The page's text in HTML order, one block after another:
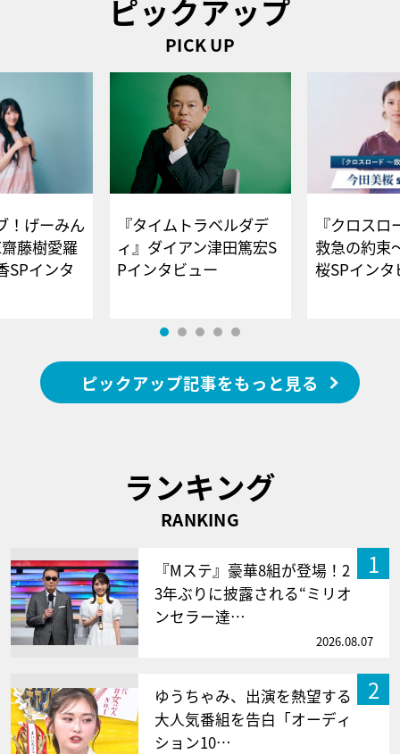
ピックアップ
PICK UP
！げーみん
藤樹愛羅
SPインタ
『タイムトラベルダデ
ィ』ダイアン津田篤宏S
Pインタビュー
『クロス
救急の約束
桜SPイ
ピックアップ記事をもっと見る
ランキング
RANKING
1
『Mステ』豪華8組が登場！2
3年ぶりに披露される“ミリオ
ンセラー達…
2026.08.07
2
ゆうちゃみ、出演を熱望する
大人気番組を告白「オーディ
ション10…